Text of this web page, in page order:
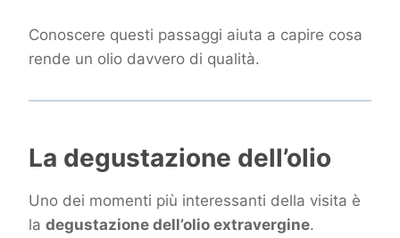
Conoscere questi passaggi aiuta a capire cosa
rende un olio davvero di qualità.
La degustazione dell’olio
Uno dei momenti più interessanti della visita è
la degustazione dell’olio extravergine.